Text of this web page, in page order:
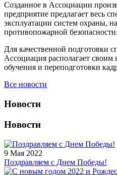
Созданное в Ассоциации
предприятие предлагает весь
эксплуатации систем охраны,
противопожарной безопасности.
Для качественной подготовки
Ассоциация располагает
обучения и переподготовки
Все новости
Новости
Новости
9 Мая 2022
Поздравляем с Днем Победы!